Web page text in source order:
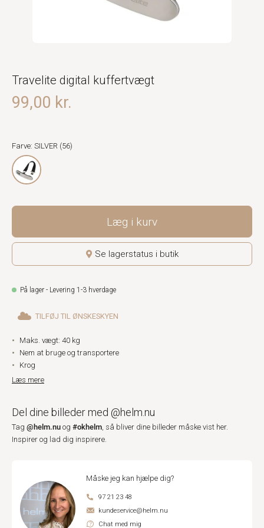
Travelite digital kuffertvægt
99,00 kr.
Farve: SILVER (56)
Læg i kurv
Se lagerstatus i butik
På lager - Levering 1-3 hverdage
TILFØJ TIL ØNSKESKYEN
Maks. vægt: 40 kg
Nem at bruge og transportere
Krog
Læs mere
Del dine billeder med @helm.nu
Tag @helm.nu og #okhelm, så bliver dine billeder måske vist her.
Inspirer og lad dig inspirere.
Måske jeg kan hjælpe dig?
97 21 23 48
kundeservice@helm.nu
Chat med mig